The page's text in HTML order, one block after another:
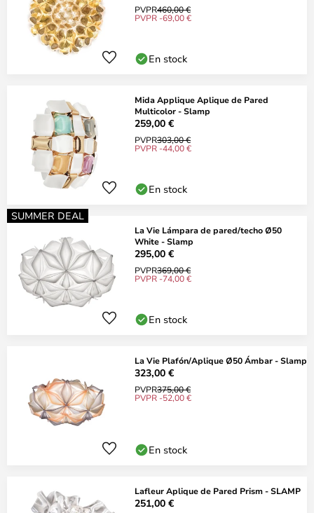
PVPR460,00 €
PVPR -69,00 €
En stock
Mida Applique Aplique de Pared
Multicolor - Slamp
259,00 €
PVPR303,00 €
PVPR -44,00 €
En stock
SUMMER DEAL
La Vie Lámpara de pared/techo Ø50
White - Slamp
295,00 €
PVPR369,00 €
PVPR -74,00 €
En stock
La Vie Plafón/Aplique Ø50 Ámbar - Slamp
323,00 €
PVPR375,00 €
PVPR -52,00 €
En stock
Lafleur Aplique de Pared Prism - SLAMP
251,00 €